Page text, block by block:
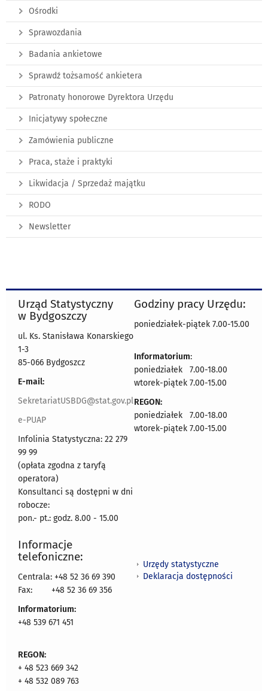
Ośrodki
Sprawozdania
Badania ankietowe
Sprawdź tożsamość ankietera
Patronaty honorowe Dyrektora Urzędu
Inicjatywy społeczne
Zamówienia publiczne
Praca, staże i praktyki
Likwidacja / Sprzedaż majątku
RODO
Newsletter
Urząd Statystyczny
w Bydgoszczy
ul. Ks. Stanisława Konarskiego
1-3
85-066 Bydgoszcz
E-mail:
SekretariatUSBDG@stat.gov.pl
e-PUAP
Infolinia Statystyczna: 22 279
99 99
(opłata zgodna z taryfą
operatora)
Konsultanci są dostępni w dni
robocze:
pon.- pt.: godz. 8.00 - 15.00
Godziny pracy Urzędu:
poniedziałek-piątek 7.00-15.00
Informatorium:
poniedziałek 7.00-18.00
wtorek-piątek 7.00-15.00
REGON:
poniedziałek 7.00-18.00
wtorek-piątek 7.00-15.00
Informacje
telefoniczne:
Centrala: +48 52 36 69 390
Fax:
+48 52 36 69 356
Informatorium:
+48 539 671 451
REGON:
+ 48 523 669 342
+ 48 532 089 763
Urzędy statystyczne
Deklaracja dostępności